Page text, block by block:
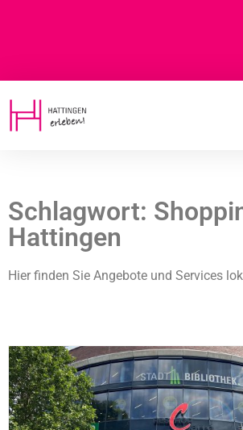
Schlagwort:
Hattingen
Hier finden Sie Angebote und Services